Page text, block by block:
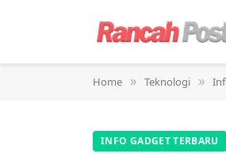
Home » Teknologi »
INFO GADGET TERBARU